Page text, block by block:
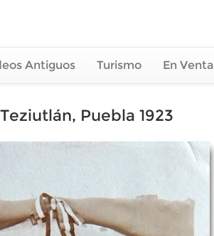
Antiguos Turismo En Venta
Puebla 1923